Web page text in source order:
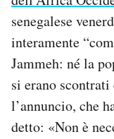
Newsletter
Notifiche mobile
Hai bisogno di
Esci
senegalese
interamente
Jammeh: né la
si erano
l’annuncio, che
detto: «Non è